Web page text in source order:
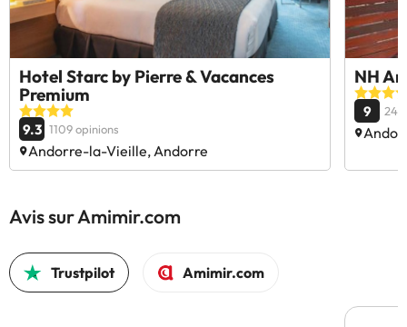
Hotel Starc by Pierre & Vacances
Premium
9.3 1109 opinions
Andorre-la-Vieille, Andorre
NH
9
Avis sur Amimir.com
Trustpilot Amimir.com